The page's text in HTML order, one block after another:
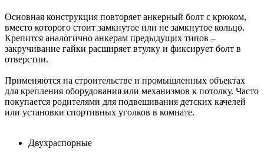
Основная конструкция повторяет анкерный болт с крюком,
вместо которого стоит замкнутое или не замкнутое кольцо.
Крепится аналогично анкерам предыдущих типов –
закручивание гайки расширяет втулку и фиксирует болт в
отверстии.
Применяются на строительстве и промышленных объектах
для крепления оборудования или механизмов к потолку. Часто
покупается родителями для подвешивания детских качелей
или установки спортивных уголков в комнате.
Двухраспорные